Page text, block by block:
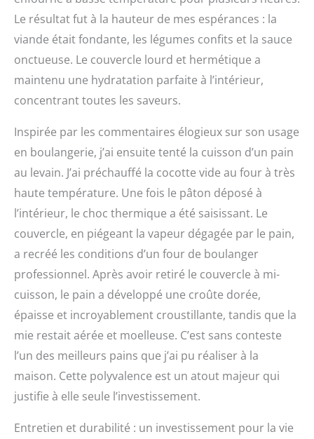
Le résultat fut à la hauteur de mes espérances : la
viande était fondante, les légumes confits et la sauce
onctueuse. Le couvercle lourd et hermétique a
maintenu une hydratation parfaite à l’intérieur,
concentrant toutes les saveurs.
Inspirée par les commentaires élogieux sur son usage
en boulangerie, j’ai ensuite tenté la cuisson d’un pain
au levain. J’ai préchauffé la cocotte vide au four à très
haute température. Une fois le pâton déposé à
l’intérieur, le choc thermique a été saisissant. Le
couvercle, en piégeant la vapeur dégagée par le pain,
a recréé les conditions d’un four de boulanger
professionnel. Après avoir retiré le couvercle à mi-
cuisson, le pain a développé une croûte dorée,
épaisse et incroyablement croustillante, tandis que la
mie restait aérée et moelleuse. C’est sans conteste
l’un des meilleurs pains que j’ai pu réaliser à la
maison. Cette polyvalence est un atout majeur qui
justifie à elle seule l’investissement.
Entretien et durabilité : un investissement pour la vie